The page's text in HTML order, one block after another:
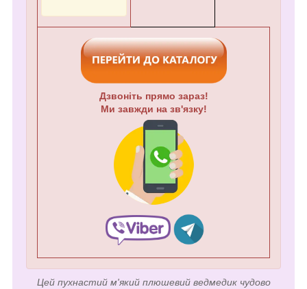
Дзвоніть прямо зараз!
Ми завжди на зв'язку!
Цей пухнастий м'який плюшевий ведмедик чудово